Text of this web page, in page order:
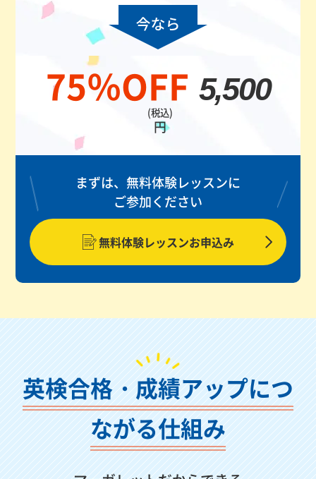
75％OFF 5,500
(税込)
円
まずは、無料体験レッスンに
ご参加ください
無料体験レッスンお申込み
英検合格・成績アップにつ
ながる仕組み